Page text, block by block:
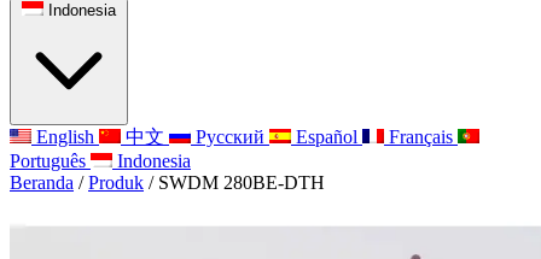
Indonesia
English 中文 Русский Español
Français
Português
Indonesia
Beranda / Produk / SWDM 280BE-DTH